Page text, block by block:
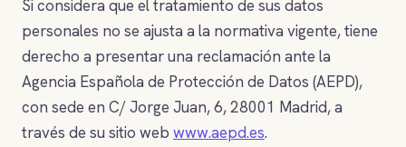
Si considera que el tratamiento de sus datos
personales no se ajusta a la normativa vigente, tiene
derecho a presentar una reclamación ante la
Agencia Española de Protección de Datos (AEPD),
con sede en C/ Jorge Juan, 6, 28001 Madrid, a
través de su sitio web www.aepd.es.